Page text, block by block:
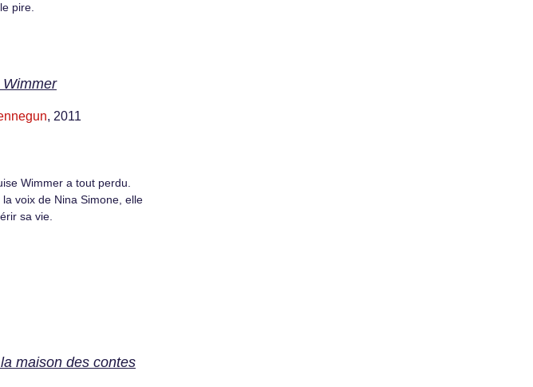
pire.
, 2011
Wimmer a tout perdu.
voix de Nina Simone, elle
sa vie.
maison des contes